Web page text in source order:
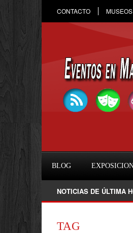
CONTACTO
BLOG
NOTICIAS DE ÚLTIMA
Raule en Marbella 2026: fecha,
TAG